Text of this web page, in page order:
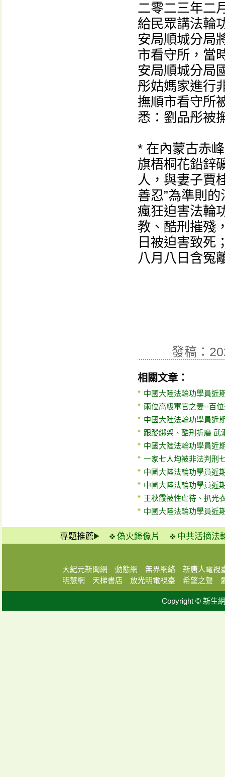
二零二三年二
給民眾講法輪
安局順城分局
市看守所，當
安局順城分局
彤姑媽家進行
撫順市看守所
悉：劉品彤被
* 在內蒙古赤
旗梧桐花鉛鋅
人，與妻子賈
善忍”為準則
瘋狂迫害法輪
教、酷刑摧殘
日被迫害致死
八月八日含冤
發稿：
相關文章：
中國大陸法輪功學員近
兩位高級軍官之妻--百
中國大陸法輪功學員近
跟蹤綁架、酷刑折磨 武
中國大陸法輪功學員近
一家七人均被非法判刑
中國大陸法輪功學員近
中國大陸法輪功學員近
王秋霞被性虐待、扒光
中國大陸法輪功學員近
專題推薦 偽火錄像片 中共活摘法
大紀元新聞網 動態網 無界網絡
新唐人電視
明慧網
天梯書店 放光明電視臺 希望之聲
Copyright © 新生